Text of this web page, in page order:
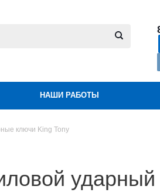
НАШИ РАБОТЫ
ключи King Tony
ударный